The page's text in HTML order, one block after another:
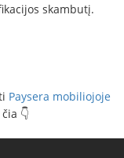
skambutį.
Paysera mobiliojoje
👇